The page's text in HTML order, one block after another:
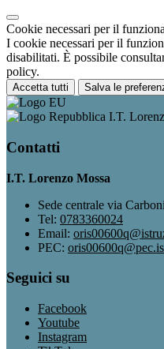
Cookie necessari per il
I cookie necessari per il
disabilitati. È possibile
policy.
Accetta tutti Salva le
I.T.
Contatti
I.T. Lorenzo Mossa
Sede centrale via
Tel: 0783360024
Email:
PEC:
Seguici su
Facebook
Youtube
Instagram